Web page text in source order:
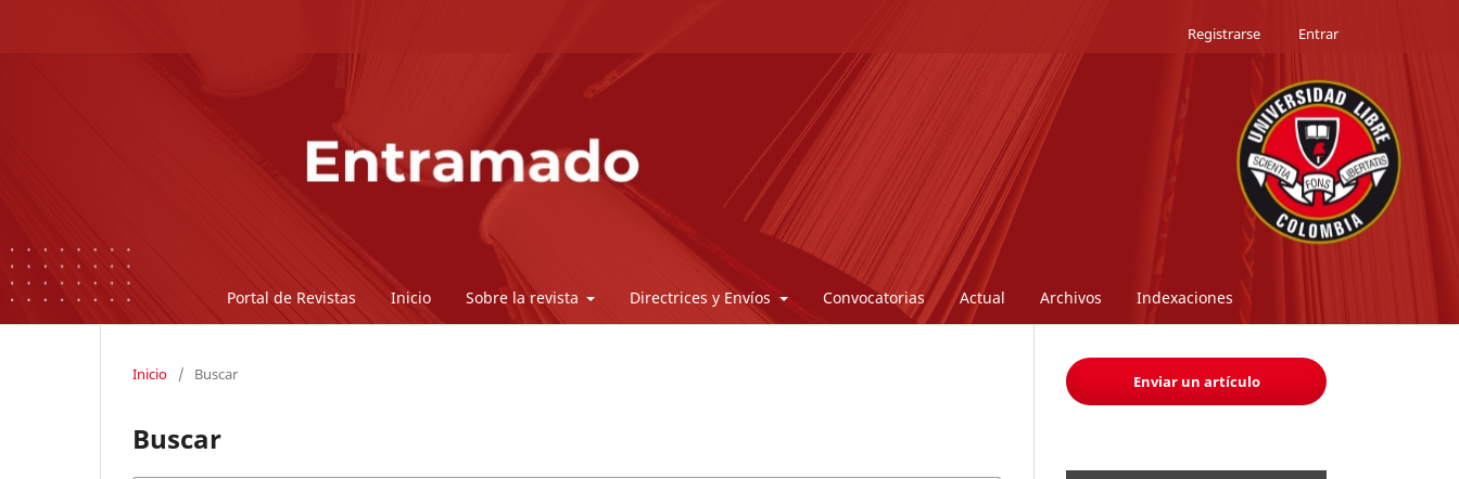
Portal de Revistas Inicio Sobre la revista Directrices y Envíos Convocatorias Actual Archivos Indexaciones
Registrarse Entrar
Inicio / Buscar
Buscar
Enviar un artículo